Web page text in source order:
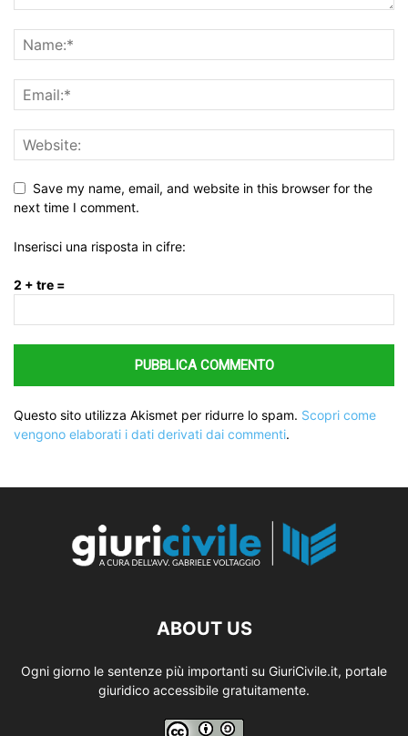
Save my name, email, and website in this browser for the
next time I comment.
Inserisci una risposta in cifre:
2 + tre =
Questo sito utilizza Akismet per ridurre lo spam. Scopri come
vengono elaborati i dati derivati dai commenti.
ABOUT US
Ogni giorno le sentenze più importanti su GiuriCivile.it, portale
giuridico accessibile gratuitamente.